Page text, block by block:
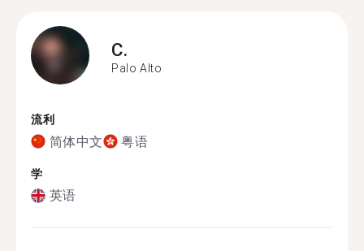
C.
Palo Alto
流利
简体中文 粤语
学
英语